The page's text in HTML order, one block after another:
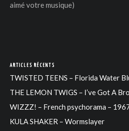
aimé votre musique)
ARTICLES RÉCENTS
TWISTED TEENS – Florida Water
THE LEMON TWIGS – I’ve Got A
WIZZZ! – French psychorama –
KULA SHAKER – Wormslayer